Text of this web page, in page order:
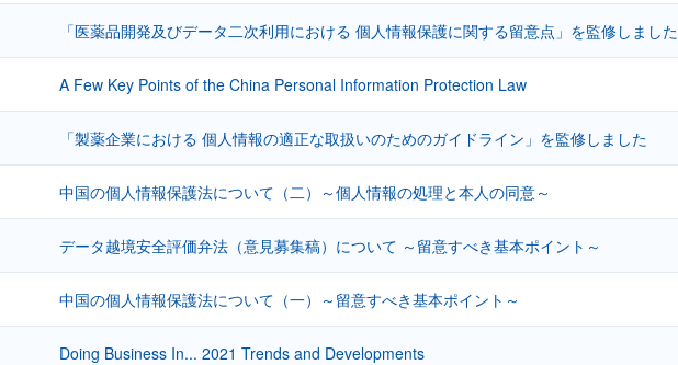
「医薬品開発及びデータ二次利用における 個人情報保護に関する留意点」を監修しました
A Few Key Points of the China Personal Information Protection Law
「製薬企業における 個人情報の適正な取扱いのためのガイドライン」を監修しました
中国の個人情報保護法について（二）～個人情報の処理と本人の同意～
データ越境安全評価弁法（意見募集稿）について ～留意すべき基本ポイント～
中国の個人情報保護法について（一）～留意すべき基本ポイント～
Doing Business In... 2021 Trends and Developments